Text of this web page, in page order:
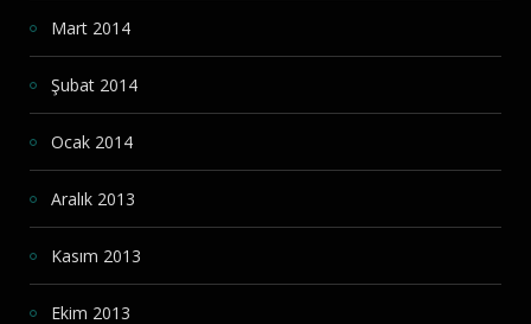
Mart 2014
Şubat 2014
Ocak 2014
Aralık 2013
Kasım 2013
Ekim 2013